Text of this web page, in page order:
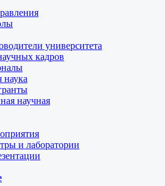
университета
кадров
наука
научная
и лаборатории